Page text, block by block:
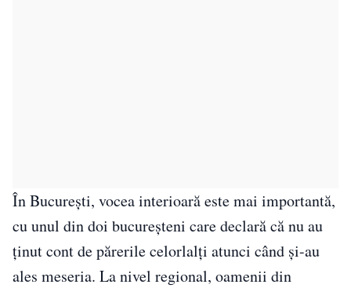
În București, vocea interioară este mai importantă,
cu unul din doi bucureșteni care declară că nu au
ținut cont de părerile celorlalți atunci când și-au
ales meseria. La nivel regional, oamenii din